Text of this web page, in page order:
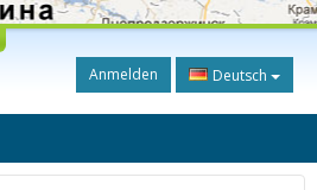
Anmelden Deutsch